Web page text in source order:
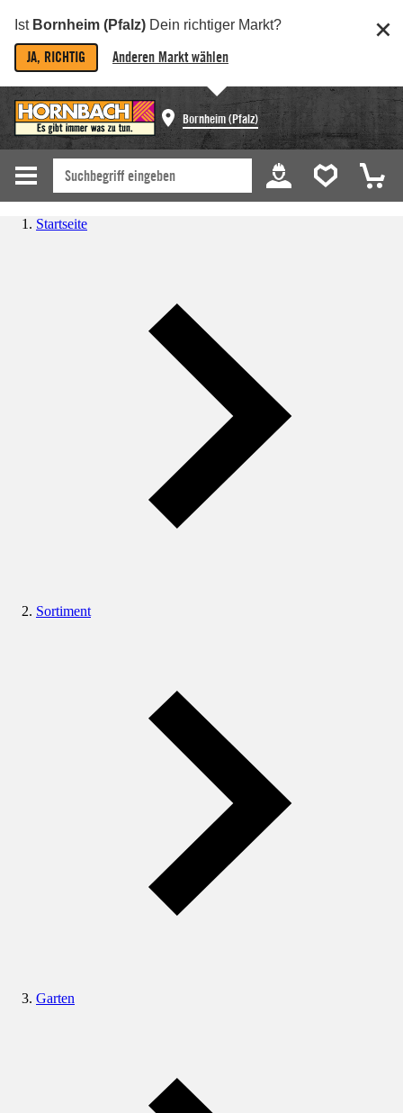
Ist Bornheim (Pfalz) Dein richtiger Markt?
JA, RICHTIG Anderen Markt wählen
Bornheim (Pfalz)
Startseite
Sortiment
Garten